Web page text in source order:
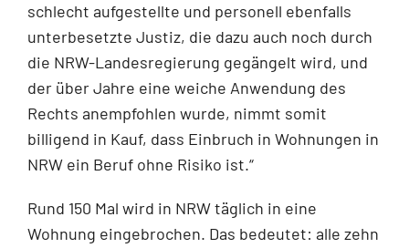
schlecht aufgestellte und personell ebenfalls
unterbesetzte Justiz, die dazu auch noch durch
die NRW-Landesregierung ge­gängelt wird, und
der über Jahre eine weiche Anwendung des
Rechts anempfohlen wur­de, nimmt somit
billigend in Kauf, dass Einbruch in Wohnungen in
NRW ein Beruf ohne Risiko ist.“
Rund 150 Mal wird in NRW täglich in eine
Wohnung eingebrochen. Das bedeutet: alle zehn